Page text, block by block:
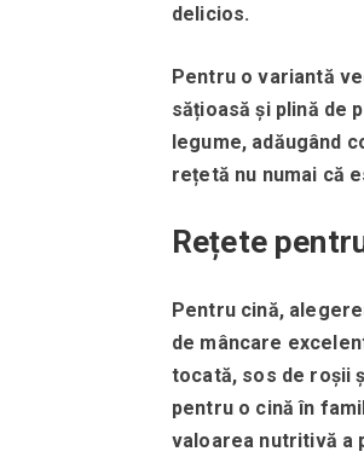
delicios.
Pentru o variantă
sățioasă și plină de
legume, adăugând
rețetă nu numai că
Rețete
Pentru cină,
de mâncare
tocată, sos de roșii
pentru o cină în
valoarea nutritivă a